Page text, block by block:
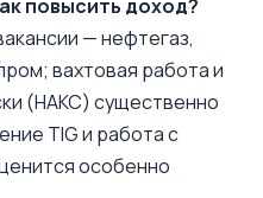
повысить доход?
— нефтегаз,
вахтовая работа и
(НАКС) существенно
TIG и работа с
особенно